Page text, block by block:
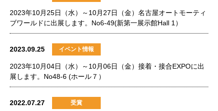
2023年10月25日（水）～10月27日（金）名古屋オートモーティ
ブワールドに出展します。No6-49(新第一展示館Hall 1）
2023.09.25 イベント情報
2023年10月04日（水）～10月06日（金）接着・接合EXPOに出
展します。No48-6 (ホール７）
2022.07.27 受賞